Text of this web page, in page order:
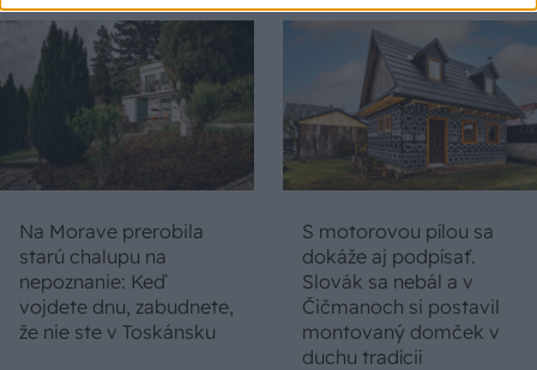
Na Morave prerobila
starú chalupu na
nepoznanie: Keď
vojdete dnu, zabudnete,
že nie ste v Toskánsku
S motorovou pílou sa
dokáže aj podpísať.
Slovák sa nebál a v
Čičmanoch si postavil
montovaný domček v
duchu tradícií